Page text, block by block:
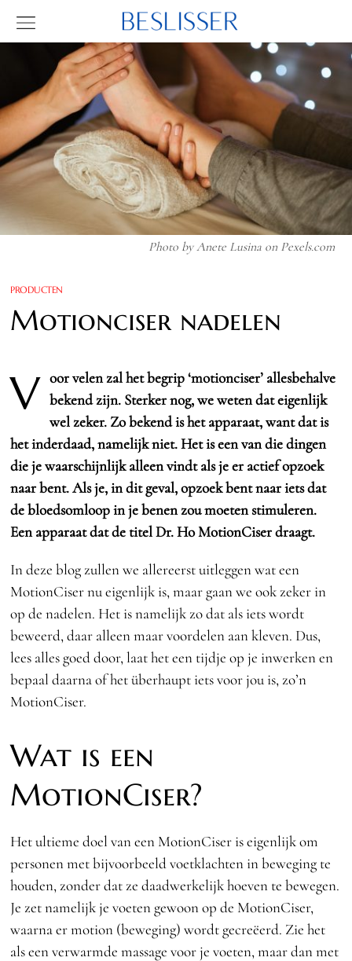
Photo by Anete Lusina on Pexels.com
PRODUCTEN
Motionciser nadelen
V oor velen zal het begrip ‘motionciser’ allesbehalve
bekend zijn. Sterker nog, we weten dat eigenlijk
wel zeker. Zo bekend is het apparaat, want dat is
het inderdaad, namelijk niet. Het is een van die dingen
die je waarschijnlijk alleen vindt als je er actief opzoek
naar bent. Als je, in dit geval, opzoek bent naar iets dat
de bloedsomloop in je benen zou moeten stimuleren.
Een apparaat dat de titel Dr. Ho MotionCiser draagt.
In deze blog zullen we allereerst uitleggen wat een
MotionCiser nu eigenlijk is, maar gaan we ook zeker in
op de nadelen. Het is namelijk zo dat als iets wordt
beweerd, daar alleen maar voordelen aan kleven. Dus,
lees alles goed door, laat het een tijdje op je inwerken en
bepaal daarna of het überhaupt iets voor jou is, zo’n
MotionCiser.
Wat is een
MotionCiser?
Het ultieme doel van een MotionCiser is eigenlijk om
personen met bijvoorbeeld voetklachten in beweging te
houden, zonder dat ze daadwerkelijk hoeven te bewegen.
Je zet namelijk je voeten gewoon op de MotionCiser,
waarna er motion (beweging) wordt gecreëerd. Zie het
als een verwarmde massage voor je voeten, maar dan met